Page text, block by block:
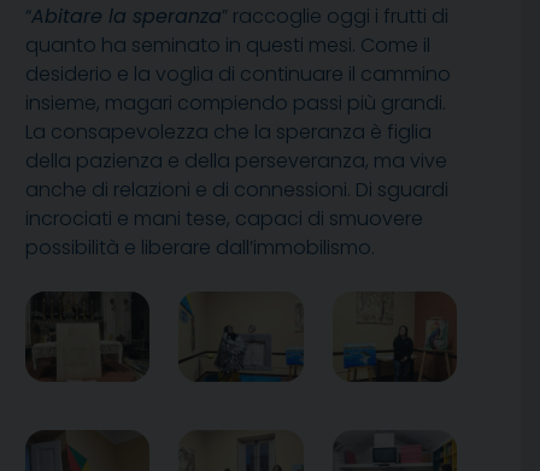
“Abitare la speranza” raccoglie oggi i frutti di
quanto ha seminato in questi mesi. Come il
desiderio e la voglia di continuare il cammino
insieme, magari compiendo passi più grandi.
La consapevolezza che la speranza è figlia
della pazienza e della perseveranza, ma vive
anche di relazioni e di connessioni. Di sguardi
incrociati e mani tese, capaci di smuovere
possibilità e liberare dall’immobilismo.